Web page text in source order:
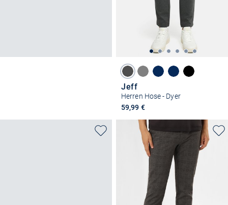
Jeff
Herren Hose - Dyer
59,99 €